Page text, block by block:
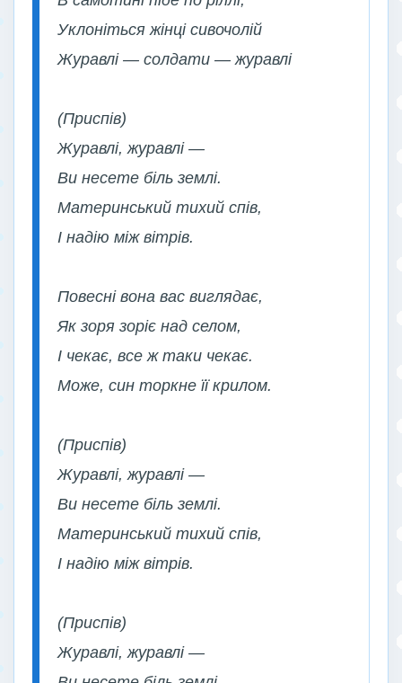
Уклоніться жінці сивочолій
Журавлі — солдати — журавлі
(Приспів)
Журавлі, журавлі —
Ви несете біль землі.
Материнський тихий спів,
І надію між вітрів.
Повесні вона вас виглядає,
Як зоря зоріє над селом,
І чекає, все ж таки чекає.
Може, син торкне її крилом.
(Приспів)
Журавлі, журавлі —
Ви несете біль землі.
Материнський тихий спів,
І надію між вітрів.
(Приспів)
Журавлі, журавлі —